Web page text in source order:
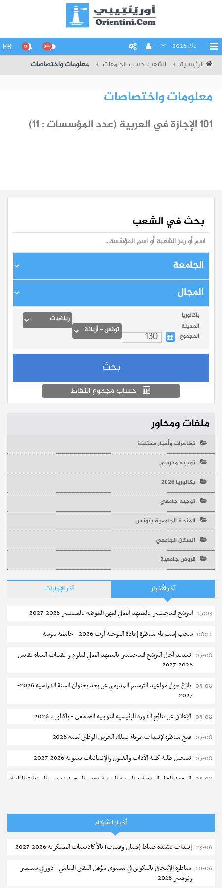
باك 2026 266
15
FR
الرئيسية الشعب حسب الجامعات معلومات واختصاصات
معلومات واختصاصات
101 الإجازة في العربية (عدد المؤسسات : 11)
بحث في الشعب
باكالوريا
المدينة
المجموع
حساب مجموع النقاط
ملفات ومحاور
تظاهرات وأخبار مختلفة
توجيه مدرسي
بكالوريا 2026
توجيه جامعي
المنحة الجامعية بتونس
السكن الجامعي
قروض جامعية
آخر الأخبار آخر الإجابات
15:03 الترشح للماجستير بالمعهد العالي لمهن الموضة بالمنستير 2026-2027
08:11 سحب إستدعاء مناظرة إعادة التوجيه أوت 2026 - جامعة سوسة
05-08 تمديد آجال الترشح للماجستير بالمعهد العالي لعلوم و تقنيات المياه بقابس
2026-2027
05-08
بلاغ حول مواعيد الترسيم المدرسي عن بعد بعنوان السنة الدراسية 2026-
2027
05-08 الإعلان عن نتائج الدورة الرئيسية للتوجيه الجامعي - باكالوريا 2026
05-08 فتح مناظرة لإنتداب عرفاء بسلك الحرس الوطني لسنة 2026
05-08 تسجيل طلبة كلية الآداب والفنون والإنسانيات بمنوبة 2026-2027
05-08 المعهد العالي للرياضة و التربية البدنية بقصر السعيد : ترسيم السنوات الثانية
05-08 كلية العلوم الإقتصادية والتصرف بسوسة : الترشح لماجستير مهني جديد
05-08
الترشح للماجستير بالمعهد العالي للرياضة والتربية البدنية بصفاقس 2026-
نتائج القبول الأولي لمناظرة إنتداب أساتذة التعليم الثانوي والفني والتقني
أخبار الشركاء
23-06 إنتداب تلامذة ضباط (فتيان وفتيات) بالأكاديميات العسكرية 2026-2027
10-06 مناظرة الإلتحاق بالتكوين في مستوى مؤهل التقني السامي - دورتي سبتمبر
ونوفمبر 2026